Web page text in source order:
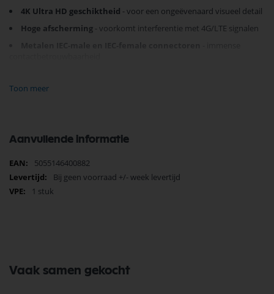
4K Ultra HD geschiktheid - voor een ongeëvenaard visueel detail
Hoge afscherming- voorkomt interferentie met 4G/LTE signalen
meerdere afschermingen en het gebruik van
Kies voor zekerheidmet de Kabel Keur-gecertificeerde
aansluitkabel! Bestel vandaag nog en verbeter de kwaliteit van je
Toon meer
Aanvullende informatie
Meer
informatie
5055146400882
Bij geen voorraad +/- week levertijd
1 stuk
Vaak samen gekocht